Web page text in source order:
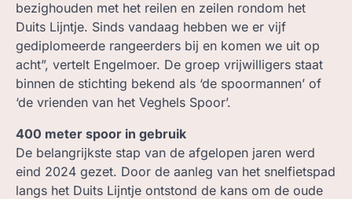
bezighouden met het reilen en zeilen rondom het
Duits Lijntje. Sinds vandaag hebben we er vijf
gediplomeerde rangeerders bij en komen we uit op
acht”, vertelt Engelmoer. De groep vrijwilligers staat
binnen de stichting bekend als ‘de spoormannen’ of
‘de vrienden van het Veghels Spoor’.
400 meter spoor in gebruik
De belangrijkste stap van de afgelopen jaren werd
eind 2024 gezet. Door de aanleg van het snelfietspad
langs het Duits Lijntje ontstond de kans om de oude